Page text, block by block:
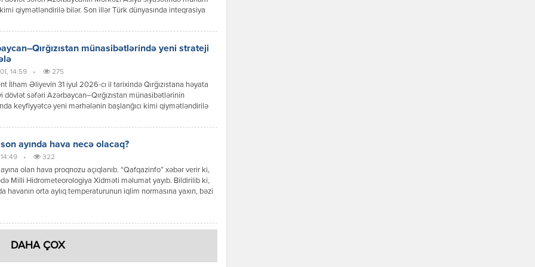
qiymətləndirilə bilər. Son illər Türk dünyasında inteqrasiya
də yeni məzmun qazanır. Dövlət başçılarının görüşü zamanı
[…]
münasibətlərində yeni strateji
14:59 • 275
İlham Əliyevin 31 iyul 2026-cı il tarixində Qırğızıstana həyata
dövlət səfəri Azərbaycan–Qırğızıstan münasibətlərinin
keyfiyyətcə yeni mərhələnin başlanğıcı kimi qiymətləndirilə
qəbul edilən qərarlar və verilən siyasi mesajlar göstərir ki,
səviyyəsinə yüksəltmək əzmindədir. Prezident İlham Əliyevin
münasibətləri […]
son ayında hava necə olacaq?
• 322
olan hava proqnozu açıqlanıb. “Qafqazinfo” xəbər verir ki,
Milli Hidrometeorologiya Xidməti məlumat yayıb. Bildirilib ki,
havanın orta aylıq temperaturunun iqlim normasına yaxın, bəzi
ölkə ərazisində əksər rayonlarda əsasən yağmursuz hava […]
DAHA ÇOX